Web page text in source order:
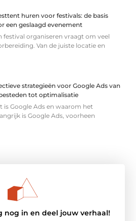
huren voor festivals: de basis
een geslaagd evenement
festival organiseren vraagt om veel
Van de juiste locatie en
strategieën voor Google Ads van
tot optimalisatie
is Google Ads en waarom het
is Google Ads, voorheen
nog in en deel jouw verhaal!